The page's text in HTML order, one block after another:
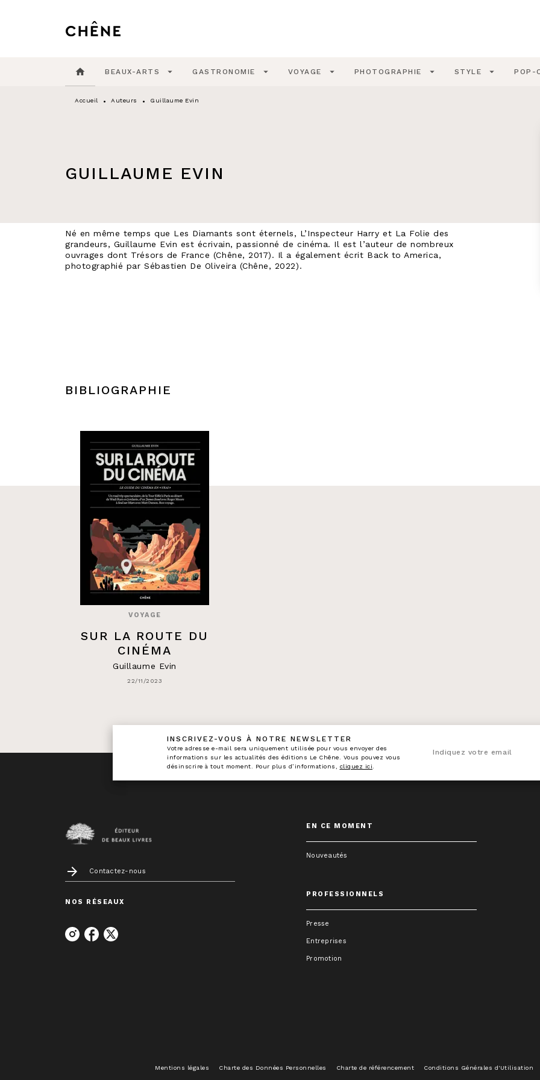
MENU
home BEAUX-ARTS arrow_drop_down GASTRONOMIE arrow_drop_down VOYAGE arrow_drop_down PHOTOGRAPHIE arrow_drop_down STYLE arrow_drop_down POP-
Accueil • Auteurs • Guillaume Evin
GUILLAUME EVIN
Né en même temps que Les Diamants sont éternels, L’Inspecteur Harry et La Folie des
grandeurs, Guillaume Evin est écrivain, passionné de cinéma. Il est l’auteur de nombreux
ouvrages dont Trésors de France (Chêne, 2017). Il a également écrit Back to America,
photographié par Sébastien De Oliveira (Chêne, 2022).
BIBLIOGRAPHIE
VOYAGE
SUR LA ROUTE DU
CINÉMA
Guillaume Evin
22/11/2023
calmann_enveloppe
INSCRIVEZ-VOUS À NOTRE NEWSLETTER
Votre adresse e-mail sera uniquement utilisée pour vous envoyer des
informations sur les actualités des éditions Le Chêne. Vous pouvez vous
désinscrire à tout moment. Pour plus d’informations, cliquez ici
Indiquez votre email
arrow_forward Contactez-nous
NOS RÉSEAUX
EN CE MOMENT
Nouveautés
PROFESSIONNELS
Presse
Entreprises
Promotion
Mentions légales Charte des Données Personnelles Charte de référencement Conditions Générales d'Utilisation